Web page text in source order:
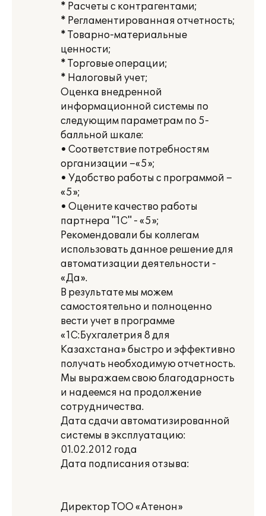
* Расчеты с контрагентами;
* Регламентированная отчетность;
* Товарно-материальные
ценности;
* Торговые операции;
* Налоговый учет;
Оценка внедренной
информационной системы по
следующим параметрам по 5-
балльной шкале:
• Соответствие потребностям
организации –«5»;
• Удобство работы с программой –
«5»;
• Оцените качество работы
партнера "1С" - «5»;
Рекомендовали бы коллегам
использовать данное решение для
автоматизации деятельности -
«Да».
В результате мы можем
самостоятельно и полноценно
вести учет в программе
«1С:Бухгалетрия 8 для
Казахстана» быстро и эффективно
получать необходимую отчетность.
Мы выражаем свою благодарность
и надеемся на продолжение
сотрудничества.
Дата сдачи автоматизированной
системы в эксплуатацию:
01.02.2012 года
Дата подписания отзыва:
Директор ТОО «Атенон»